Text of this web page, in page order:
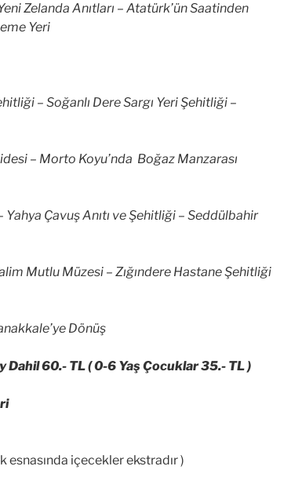
Zelanda Anıtları – Atatürk’ün Saatinden
Yeri
– Soğanlı Dere Sargı Yeri Şehitliği –
– Morto Koyu’nda Boğaz Manzarası
Yahya Çavuş Anıtı ve Şehitliği – Seddülbahir
Mutlu Müzesi – Zığındere Hastane Şehitliği
Dönüş
Dahil 60.- TL ( 0-6 Yaş Çocuklar 35.- TL )
esnasında içecekler ekstradır )